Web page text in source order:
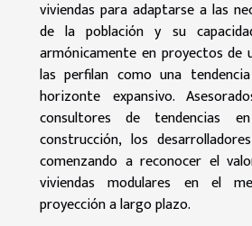
viviendas para adaptarse a las
de la población y su
armónicamente en proyectos de
las perfilan como una
horizonte expansivo.
consultores de tendencias
construcción, los
comenzando a reconocer el
viviendas modulares en el
proyección a largo plazo.